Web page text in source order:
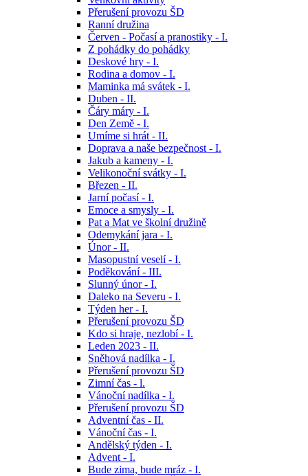
Přerušení provozu ŠD
Ranní družina
Červen - Počasí a pranostiky - I.
Z pohádky do pohádky
Deskové hry - I.
Rodina a domov - I.
Maminka má svátek - I.
Duben - II.
Čáry máry - I.
Den Země - I.
Umíme si hrát - II.
Doprava a naše bezpečnost - I.
Jakub a kameny - I.
Velikonoční svátky - I.
Březen - II.
Jarní počasí - I.
Emoce a smysly - I.
Pat a Mat ve školní družině
Odemykání jara - I.
Únor - II.
Masopustní veselí - I.
Poděkování - III.
Slunný únor - I.
Daleko na Severu - I.
Týden her - I.
Přerušení provozu ŠD
Kdo si hraje, nezlobí - I.
Leden 2023 - II.
Sněhová nadílka - I.
Přerušení provozu ŠD
Zimní čas - l.
Vánoční nadílka - I.
Přerušení provozu ŠD
Adventní čas - II.
Vánoční čas - I.
Andělský týden - I.
Advent - I.
Bude zima, bude mráz - I.